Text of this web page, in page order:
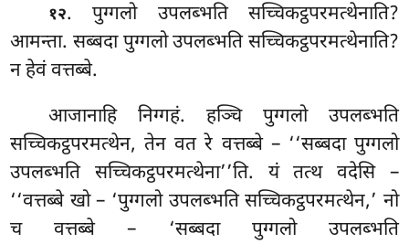
१२. पुग्गलो उपलब्भति सच्चिकट्ठपरमत्थेनाति?
आमन्ता. सब्बदा पुग्गलो उपलब्भति सच्चिकट्ठपरमत्थेनाति?
न हेवं वत्तब्बे.
आजानाहि निग्गहं. हञ्चि पुग्गलो उपलब्भति
सच्चिकट्ठपरमत्थेन, तेन वत रे वत्तब्बे – ‘‘सब्बदा पुग्गलो
उपलब्भति सच्चिकट्ठपरमत्थेना’’ति. यं तत्थ वदेसि –
‘‘वत्तब्बे खो – ‘पुग्गलो उपलब्भति सच्चिकट्ठपरमत्थेन,’ नो
च वत्तब्बे – ‘सब्बदा पुग्गलो उपलब्भति